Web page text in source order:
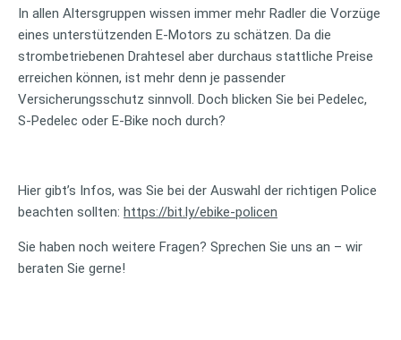
In allen Altersgruppen wissen immer mehr Radler die Vorzüge
eines unterstützenden E-Motors zu schätzen. Da die
strombetriebenen Drahtesel aber durchaus stattliche Preise
erreichen können, ist mehr denn je passender
Versicherungsschutz sinnvoll. Doch blicken Sie bei Pedelec,
S-Pedelec oder E-Bike noch durch?
Hier gibt’s Infos, was Sie bei der Auswahl der richtigen Police
beachten sollten: https://bit.ly/ebike-policen
Sie haben noch weitere Fragen? Sprechen Sie uns an – wir
beraten Sie gerne!